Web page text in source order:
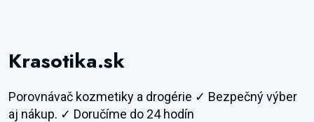
Krasotika.sk
Porovnávač kozmetiky a drogérie ✓ Bezpečný výber
aj nákup. ✓ Doručíme do 24 hodín